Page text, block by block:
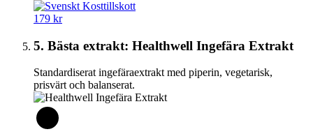
179 kr
5. Bästa extrakt: Healthwell Ingefära Extrakt
Standardiserat ingefäraextrakt med piperin, vegetarisk,
prisvärt och balanserat.